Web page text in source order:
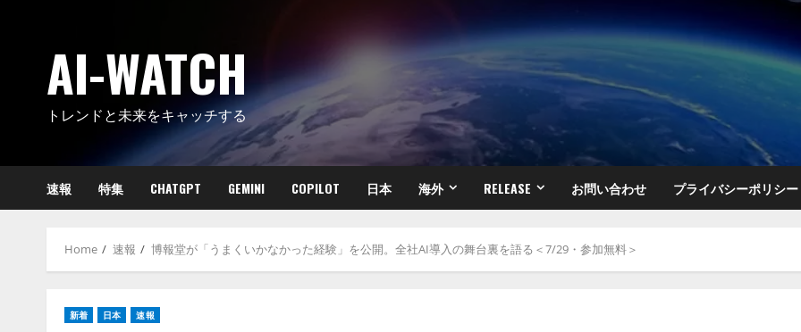
AI-WATCH
トレンドと未来をキャッチする
速報 特集 CHATGPT GEMINI COPILOT 日本 海外 RELEASE お問い合わせ プライバシーポリシー
Home 速報 博報堂が「うまくいかなかった経験」を公開。全社AI導入の舞台裏を語る＜7/29・参加無料＞
新着 日本 速報